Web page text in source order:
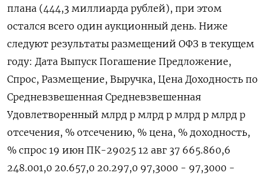
плана (444,3 миллиарда рублей), при этом
остался всего один аукционный день. Ниже
следуют результаты размещений ОФЗ в текущем
году: Дата Выпуск Погашение Предложение,
Спрос, Размещение, Выручка, Цена Доходность по
Средневзвешенная Средневзвешенная
Удовлетворенный млрд р млрд р млрд р млрд р
отсечения, % отсечению, % цена, % доходность,
% спрос 19 июн ПК-29025 12 авг 37 665.860,6
248.001,0 20.657,0 20.297,0 97,3000 - 97,3000 -